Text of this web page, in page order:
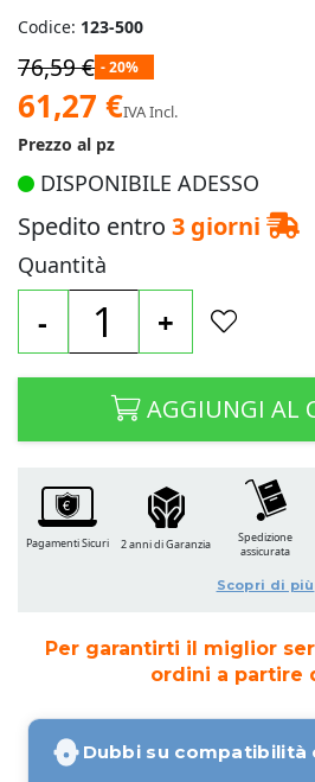
Codice: 123-500
76,59 € - 20%
Prezzo
speciale
61,27 €IVA Incl.
Prezzo al pz
DISPONIBILE ADESSO
Spedito entro 3 giorni
Quantità
- +
AGGIUNGI AL
Per garantirti il miglior
ordini a partire
Dubbi su compatibilità
Pagamenti Sicuri 2 anni di Garanzia
Spedizione
assicurata
Scopri di più